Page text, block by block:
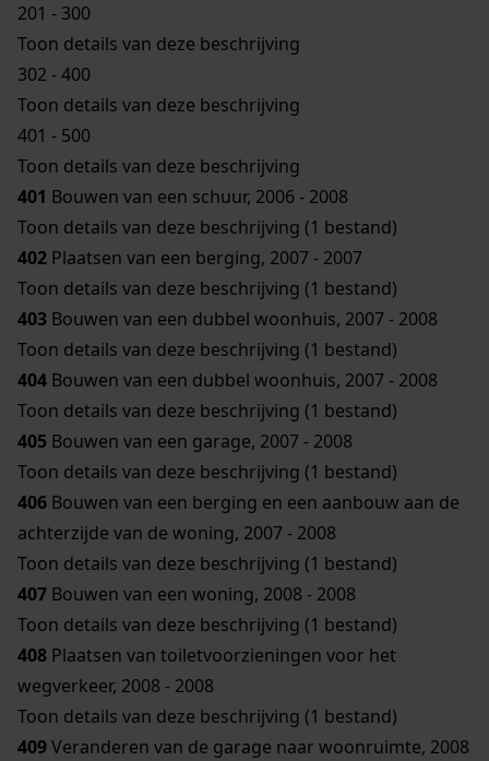
201 - 300
Toon details van deze beschrijving
302 - 400
Toon details van deze beschrijving
401 - 500
Toon details van deze beschrijving
401 Bouwen van een schuur, 2006 - 2008
Toon details van deze beschrijving (1 bestand)
402 Plaatsen van een berging, 2007 - 2007
Toon details van deze beschrijving (1 bestand)
403 Bouwen van een dubbel woonhuis, 2007 - 2008
Toon details van deze beschrijving (1 bestand)
404 Bouwen van een dubbel woonhuis, 2007 - 2008
Toon details van deze beschrijving (1 bestand)
405 Bouwen van een garage, 2007 - 2008
Toon details van deze beschrijving (1 bestand)
406 Bouwen van een berging en een aanbouw aan de
achterzijde van de woning, 2007 - 2008
Toon details van deze beschrijving (1 bestand)
407 Bouwen van een woning, 2008 - 2008
Toon details van deze beschrijving (1 bestand)
408 Plaatsen van toiletvoorzieningen voor het
wegverkeer, 2008 - 2008
Toon details van deze beschrijving (1 bestand)
409Veranderen van de garage naar woonruimte, 2008